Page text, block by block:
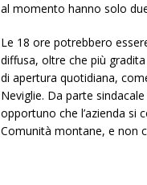
al momento hanno solo
Le 18 ore potrebbero
diffusa, oltre che più
di apertura quotidiana,
Neviglie. Da parte
opportuno che l’azienda si
Comunità montane, e non